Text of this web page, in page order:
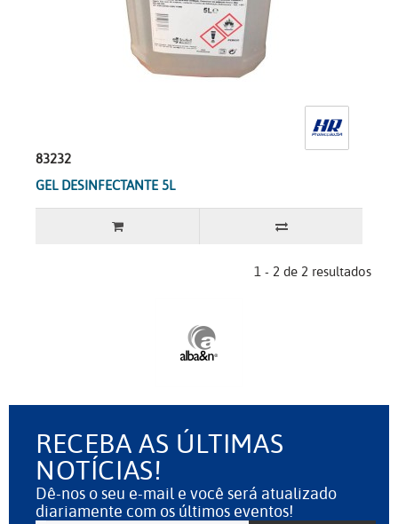
83232
GEL DESINFECTANTE 5L
1 - 2 de 2 resultados
RECEBA AS ÚLTIMAS
NOTÍCIAS!
Dê-nos o seu e-mail e você será atualizado
diariamente com os últimos eventos!